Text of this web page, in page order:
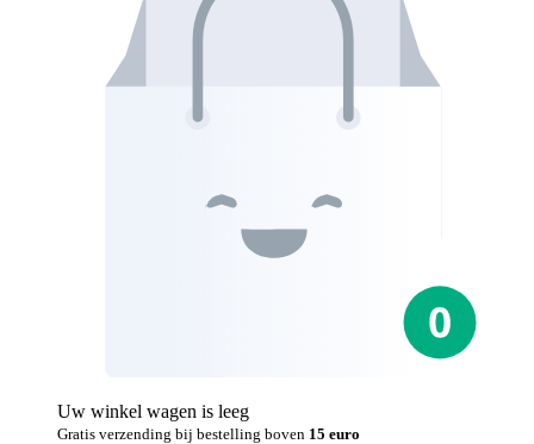
Uw winkel wagen is leeg
Gratis verzending bij bestelling boven 15 euro